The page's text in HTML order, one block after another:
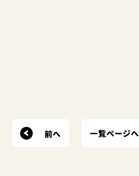
前へ 一覧ページへ